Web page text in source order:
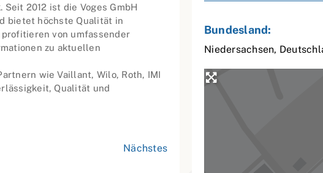
2012 ist die Voges GmbH
bietet höchste Qualität in
von umfassender
zu aktuellen
wie Vaillant, Wilo, Roth, IMI
Qualität und
Nächstes
Bundesland:
Niedersachsen,